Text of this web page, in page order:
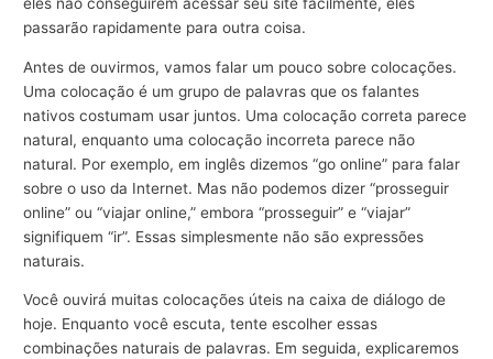
passarão rapidamente para outra coisa.
Antes de ouvirmos, vamos falar um pouco sobre colocações.
Uma colocação é um grupo de palavras que os falantes
nativos costumam usar juntos. Uma colocação correta parece
natural, enquanto uma colocação incorreta parece não
natural. Por exemplo, em inglês dizemos “go online” para falar
sobre o uso da Internet. Mas não podemos dizer “prosseguir
online” ou “viajar online,” embora “prosseguir” e “viajar”
signifiquem “ir”. Essas simplesmente não são expressões
naturais.
Você ouvirá muitas colocações úteis na caixa de diálogo de
hoje. Enquanto você escuta, tente escolher essas
combinações naturais de palavras. Em seguida, explicaremos